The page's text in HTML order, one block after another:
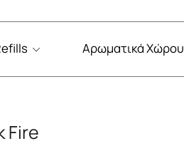
Αρωματικά Χώρου
Fire